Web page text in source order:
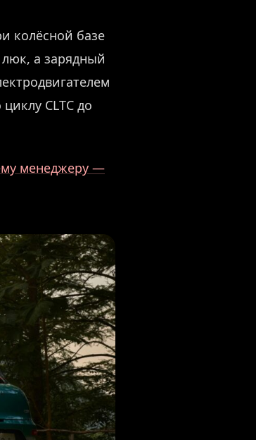
колёсной базе
а зарядный
CLTC до
менеджеру —